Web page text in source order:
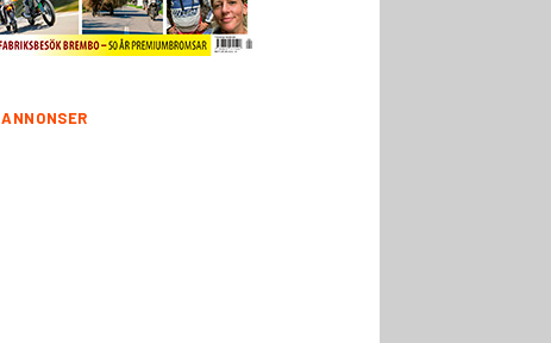
ANNONSER